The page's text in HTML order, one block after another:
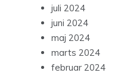
juli 2024
juni 2024
maj 2024
marts 2024
februar 2024